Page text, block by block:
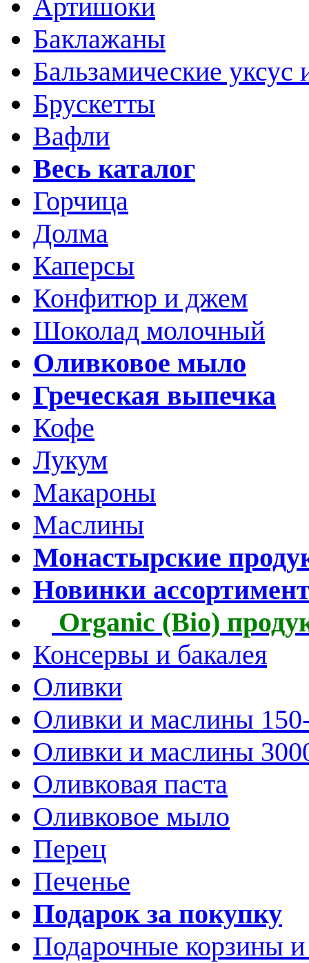
Артишоки
Баклажаны
Бальзамические уксус
Брускетты
Вафли
Весь каталог
Горчица
Долма
Каперсы
Конфитюр и джем
Шоколад молочный
Оливковое мыло
Греческая выпечка
Кофе
Лукум
Макароны
Маслины
Монастырские
Новинки
Organic (Bio)
Консервы и бакалея
Оливки
Оливки и маслины
Оливки и маслины
Оливковая паста
Оливковое мыло
Перец
Печенье
Подарок за покупку
Подарочные корзины